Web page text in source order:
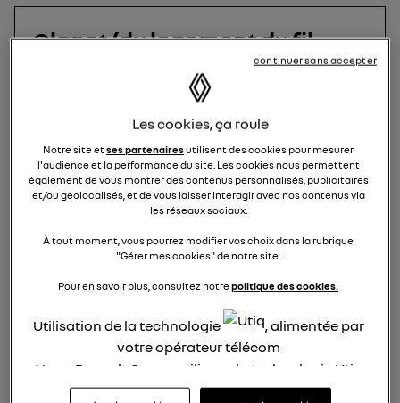
Clapet (du logement du fil
chargement) détaché
Bonjour,
Il s'agit d'une Twizy80.
En remettant en place le fil du chargeur, le clapet
parviens pas à réinstaller les deux pièces qui
servent de charnières : il semble qu'elles aient
simplement été collées (voir les deux photos) ! Et
clapet n'est pas correctement fermé, elle est
totalement immobilisée (que se passe t-il si cela
se produit sur la route ?).
Merci d'avance pour votre aide (c'est urgent) .
Les cookies, ça roule
Notre site etses partenairesutilisent des cookies pour mesurer
l'audience et la performance du site. Les cookies nous permettent
également de vous montrer des contenus personnalisés, publicitaires
et/ou géolocalisés, et de vous laisser interagir avec nos contenus via
les réseaux sociaux.
À tout moment, vous pourrez modifier vos choix dans la rubrique
"Gérer mes cookies" de notre site.
Pour en savoir plus, consultez notrepolitique des cookies.
Utilisation de la technologie
, alimentée par
votre opérateur télécom
Nous, Renault Group, utilisons la technologie Utiq
pour nos activités digitales (telles que décrites
continuer sans accepter